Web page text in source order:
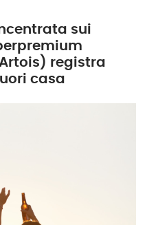
sui
registra
casa